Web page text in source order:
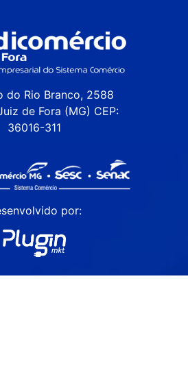
do Rio Branco, 2588
de Fora (MG) CEP:
por: